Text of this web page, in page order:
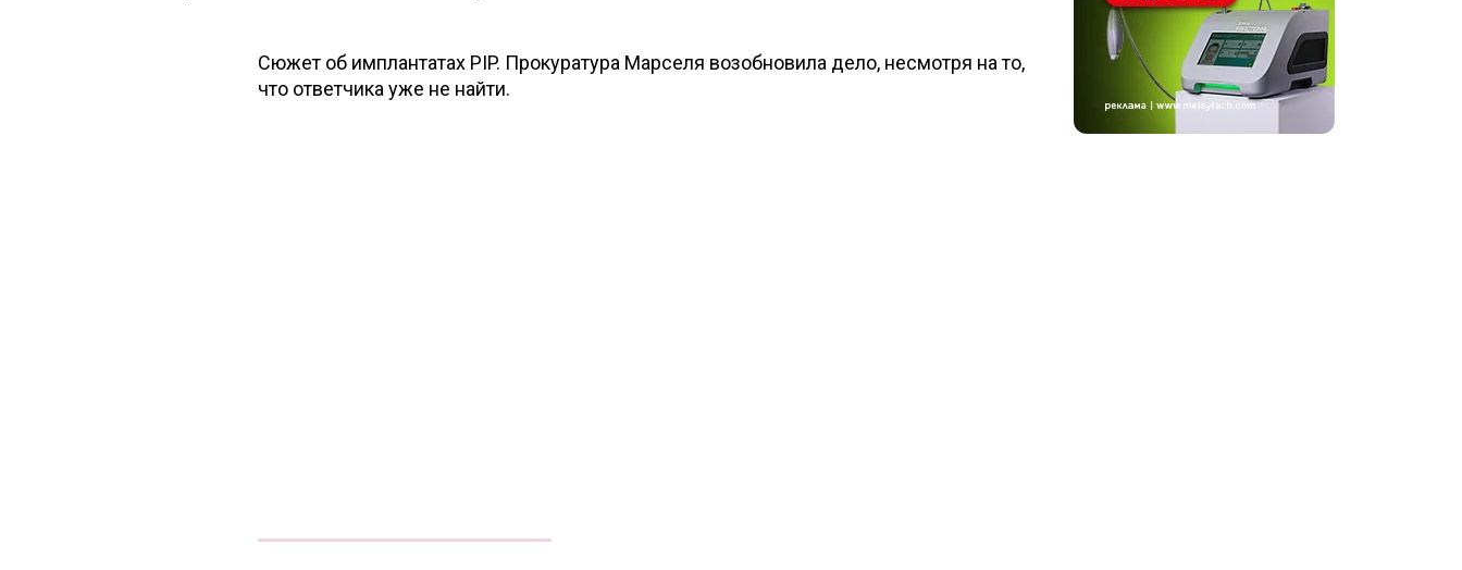
Сюжет об имплантатах PIP. Прокуратура Марселя возобновила дело, несмотря на то,
что ответчика уже не найти.